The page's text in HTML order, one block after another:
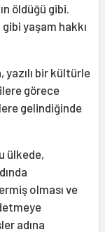
öldüğü gibi.
yaşam hakkı
bir kültürle
görece
gelindiğinde
ülkede,
olması ve
adına